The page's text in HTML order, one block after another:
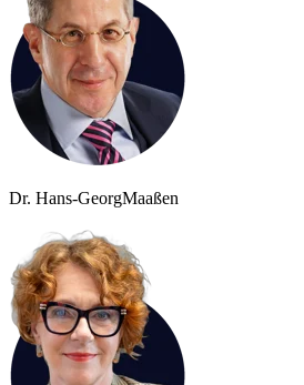
Dr. Hans-GeorgMaaßen